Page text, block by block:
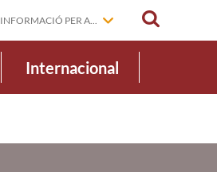
INFORMACIÓ PER A...
Internacional